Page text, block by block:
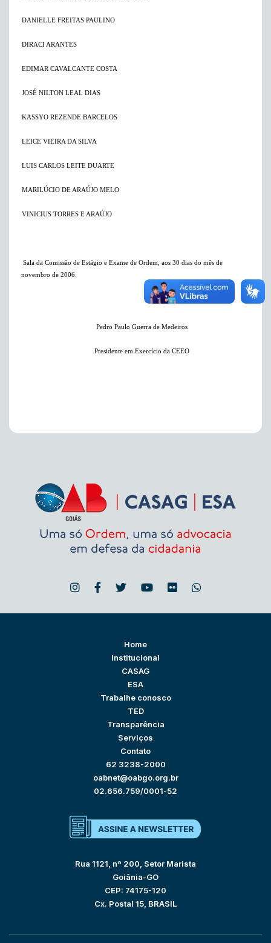
DANIELLE FREITAS PAULINO
DIRACI ARANTES
EDIMAR CAVALCANTE COSTA
JOSÉ NILTON LEAL DIAS
KASSYO REZENDE BARCELOS
LEICE VIEIRA DA SILVA
LUIS CARLOS LEITE DUARTE
MARILÚCIO DE ARAÚJO MELO
VINICIUS TORRES E ARAÚJO
Sala da Comissão de Estágio e Exame de Ordem, aos 30 dias do mês de
novembro de 2006.
Pedro Paulo Guerra de Medeiros
Presidente em Exercício da CEEO
Home
Institucional
CASAG
ESA
Trabalhe conosco
TED
Transparência
Serviços
Contato
62 3238-2000
oabnet@oabgo.org.br
02.656.759/0001-52
Rua 1121, nº 200, Setor Marista
Goiânia-GO
CEP: 74175-120
Cx. Postal 15, BRASIL